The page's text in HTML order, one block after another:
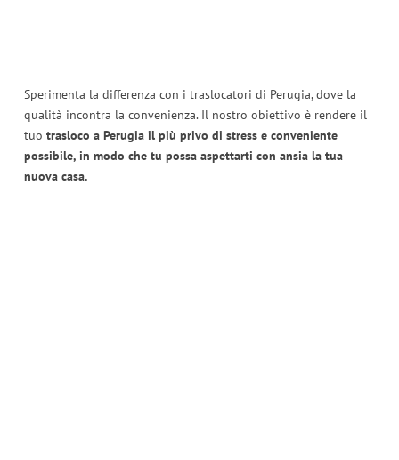
Sperimenta la differenza con i traslocatori di Perugia, dove la
qualità incontra la convenienza. Il nostro obiettivo è rendere il
tuo trasloco a Perugia il più privo di stress e conveniente
possibile, in modo che tu possa aspettarti con ansia la tua
nuova casa.